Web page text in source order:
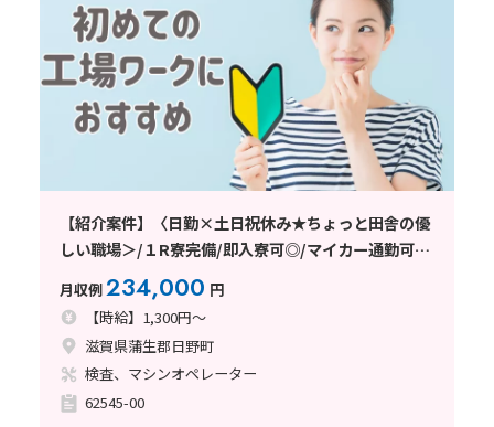
【紹介案件】〈日勤×土日祝休み★ちょっと田舎の優
しい職場＞/１R寮完備/即入寮可◎/マイカー通勤可
能/工場・製造未経験の方大歓迎！
月収例234,000 円
【時給】1,300円～
滋賀県蒲生郡日野町
検査、マシンオペレーター
62545-00